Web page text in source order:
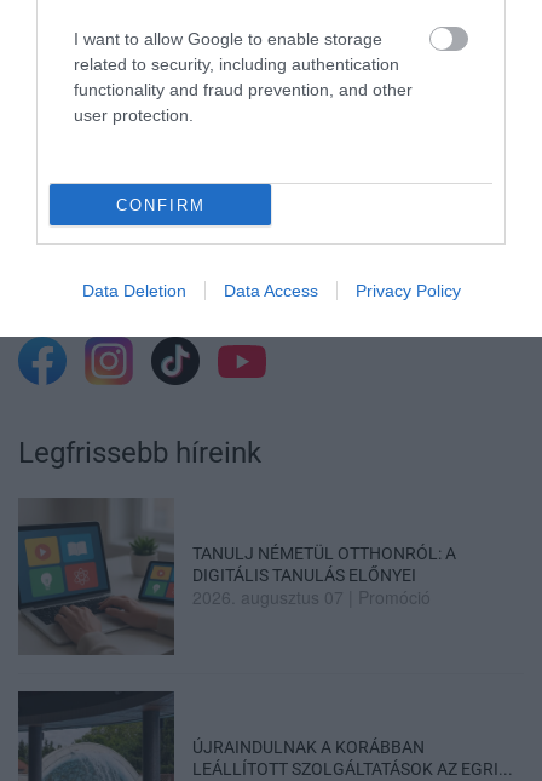
I want to allow Google to enable storage
related to security, including authentication
functionality and fraud prevention, and other
user protection.
CONFIRM
Data Deletion Data Access Privacy Policy
VISSZA A FŐOLDALRA
Legfrissebb híreink
TANULJ NÉMETÜL OTTHONRÓL: A
DIGITÁLIS TANULÁS ELŐNYEI
2026. augusztus 07 Promóció
ÚJRAINDULNAK A KORÁBBAN
LEÁLLÍTOTT SZOLGÁLTATÁSOK AZ EGRI...